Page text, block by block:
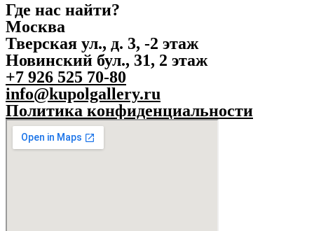
Где нас найти?
Москва
Тверская ул., д. 3, -2 этаж
Новинский бул., 31, 2 этаж
+7 926 525 70-80
info@kupolgallery.ru
Политика конфиденциальности